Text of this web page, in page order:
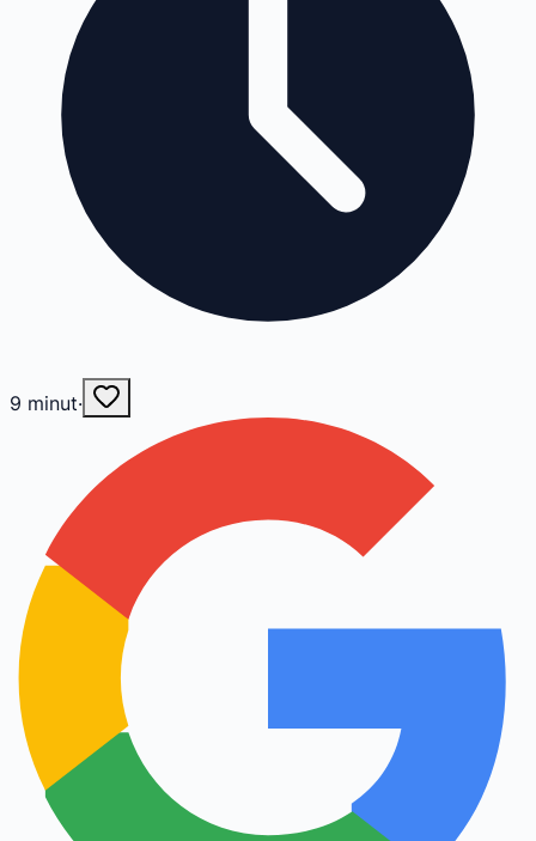
9 minut·